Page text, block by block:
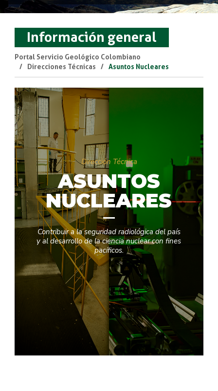
Información general
Portal Servicio Geológico Colombiano
Direcciones Técnicas
Asuntos Nucleares